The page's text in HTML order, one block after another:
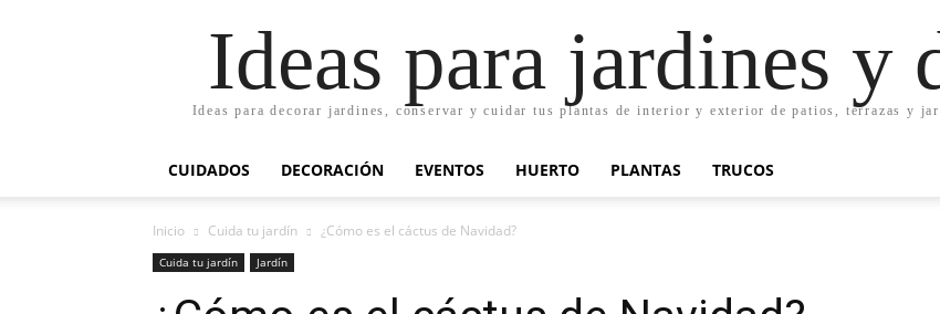
Ideas para jardines y
Ideas para decorar jardines, conservar y cuidar tus plantas de interior y exterior de patios, terrazas y
CUIDADOS DECORACIÓN EVENTOS HUERTO PLANTAS TRUCOS
Inicio Cuida tu jardín ¿Cómo es el cáctus de Navidad?
Cuida tu jardín Jardín